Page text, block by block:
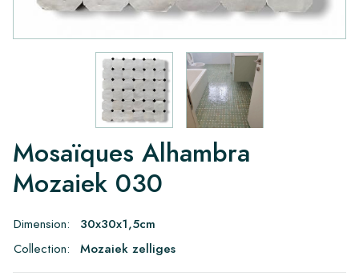
Mosaïques Alhambra
Mozaiek 030
Dimension:
30x30x1,5cm
Collection:
Mozaiek zelliges